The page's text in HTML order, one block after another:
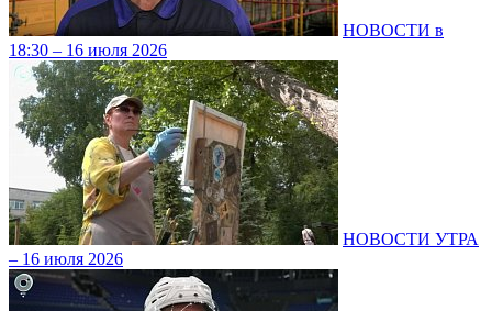
НОВОСТИ в
18:30 – 16 июля 2026
НОВОСТИ УТРА
– 16 июля 2026